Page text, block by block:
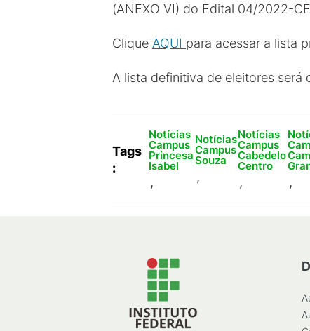
(ANEXO VI) do Edital 04/2022-
Clique AQUI para acessar a lista
A lista definitiva de eleitores
Tags
:
Notícias
Campus
Princesa
Isabel
,
Notícias
Campus
Souza
,
Notícias
Campus
Cabedelo
Centro
, ,